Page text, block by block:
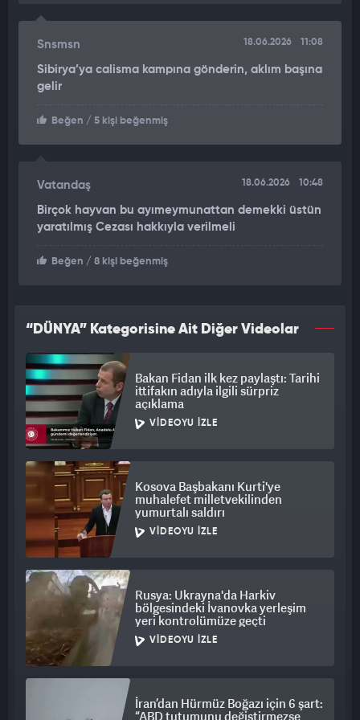
günlerde mağdur çocuk ve ailesiyle yüzleştirileceği bildirildi.
Snsmsn 18.06.2026 11:08
Sibirya’ya calisma kampına gönderin, aklım başına
gelir
Beğen / 5 kişi beğenmiş
Vatandaş 18.06.2026 10:48
Birçok hayvan bu ayımeymunattan demekki üstün
yaratılmış Cezası hakkıyla verilmeli
Beğen / 8 kişi beğenmiş
“DÜNYA” Kategorisine Ait Diğer Videolar
Bakan Fidan ilk kez paylaştı: Tarihi
ittifakın adıyla ilgili sürpriz
açıklama
VIDEOYU İZLE
Kosova Başbakanı Kurti'ye
muhalefet milletvekilinden
yumurtalı saldırı
VIDEOYU İZLE
Rusya: Ukrayna'da Harkiv
bölgesindeki İvanovka yerleşim
yeri kontrolümüze geçti
VIDEOYU İZLE
İran’dan Hürmüz Boğazı için 6 şart:
“ABD tutumunu değiştirmezse